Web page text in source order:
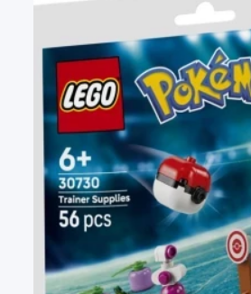
Blog
Wyprawka